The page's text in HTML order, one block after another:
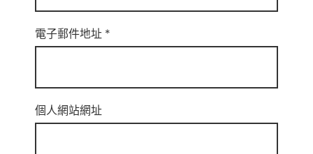
電子郵件地址 *
個人網站網址